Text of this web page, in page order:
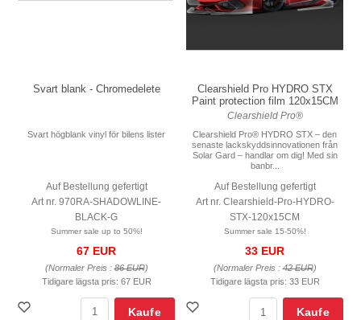
Svart blank - Chromedelete
Svart högblank vinyl för bilens lister
Auf Bestellung gefertigt
Art nr. 970RA-SHADOWLINE-
BLACK-G
Summer sale up to 50%!
67 EUR
(Normaler Preis :86 EUR)
Tidigare lägsta pris: 67 EUR
Kaufe
Clearshield Pro HYDRO STX
Paint protection film 120x15CM
Clearshield Pro®
Clearshield Pro® HYDRO STX – den
senaste lackskyddsinnovationen från
Solar Gard – handlar om dig! Med sin
banbr...
Auf Bestellung gefertigt
Art nr. Clearshield-Pro-HYDRO-
STX-120x15CM
Summer sale 15-50%!
33 EUR
(Normaler Preis :42 EUR)
Tidigare lägsta pris: 33 EUR
Kaufe